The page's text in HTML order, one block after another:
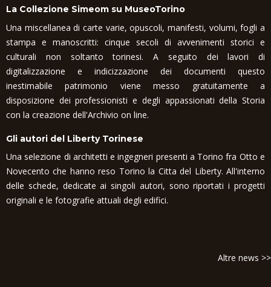
La Collezione Simeom su MuseoTorino
Una miscellanea di carte varie, opuscoli, manifesti, volumi, fogli a
stampa e manoscritti: cinque secoli di avvenimenti storici e
culturali non soltanto torinesi. A seguito dei lavori di
digitalizzazione e indicizzazione dei documenti questo
inestimabile patrimonio viene messo gratuitamente a
disposizione dei professionisti e degli appassionati della Storia
con la creazione dell'Archivio on line.
Gli autori del Liberty Torinese
Una selezione di architetti e ingegneri presenti a Torino fra Otto e
Novecento che hanno reso Torino la Citta del Liberty. All'interno
delle schede, dedicate ai singoli autori, sono riportati i progetti
originali e le fotografie attuali degli edifici.
Altre news >>